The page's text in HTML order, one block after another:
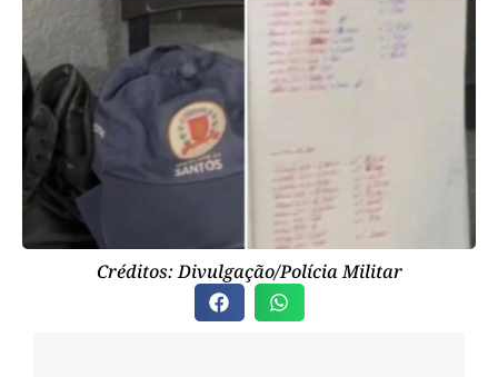
Créditos: Divulgação/Polícia Militar